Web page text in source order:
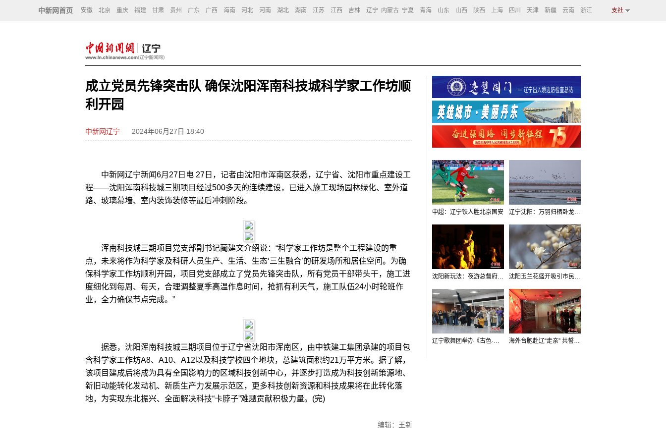
中新网首页 安徽 北京 重庆 福建 甘肃 贵州 广东 广西 海南 河北 河南 湖北 湖南 江苏 江西 吉林 辽宁 内蒙古 宁夏 青海 山东 山西 陕西 上海 四川 天津 新疆 云南 浙江 支社
成立党员先锋突击队 确保沈阳浑南科技城科学家工作坊顺
利开园
中新网辽宁 2024年06月27日 18:40
中新网辽宁新闻6月27日电 27日，记者由沈阳市浑南区获悉，辽宁省、沈阳市重点建设工
程——沈阳浑南科技城三期项目经过500多天的连续建设，已进入施工现场园林绿化、室外道
路、玻璃幕墙、室内装饰装修等最后冲刺阶段。
浑南科技城三期项目党支部副书记蔺建文介绍说：“科学家工作坊是整个工程建设的重
点，未来将作为科学家及科研人员生产、生活、生态‘三生融合’的研发场所和居住空间。为确
保科学家工作坊顺利开园，项目党支部成立了党员先锋突击队，所有党员干部带头干，施工进
度细化到每周、每天，合理调整夏季高温作息时间，抢抓有利天气，施工队伍24小时轮班作
业，全力确保节点完成。”
据悉，沈阳浑南科技城三期项目位于辽宁省沈阳市浑南区，由中铁建工集团承建的项目包
含科学家工作坊A8、A10、A12以及科技学校四个地块，总建筑面积约21万平方米。据了解，
该项目建成后将成为具有全国影响力的区域科技创新中心，并逐步打造成为科技创新策源地、
新旧动能转化发动机、新质生产力发展示范区，更多科技创新资源和科技成果将在此转化落
地，为实现东北振兴、全面解决科技“卡脖子”难题贡献积极力量。(完)
编辑：王新
中超：辽宁铁人胜北京国安 辽宁沈阳：万羽归栖卧龙湖看群鸟齐飞
沈阳新玩法：夜游总督府，当一回“赴宴者” 沈阳玉兰花盛开吸引市民打卡
辽宁歌舞团举办《古色·国宝辽宁》排练开放日活动 海外台胞赴辽“走亲” 共誓“和平初心”